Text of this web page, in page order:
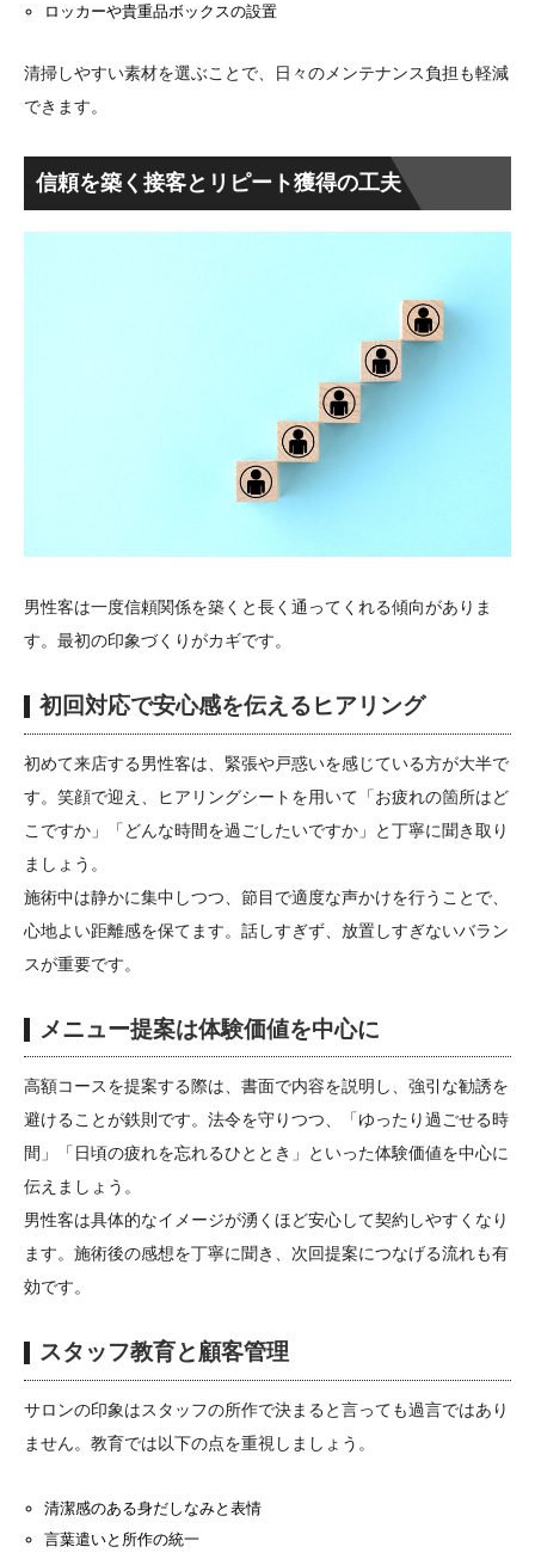
ロッカーや貴重品ボックスの設置
清掃しやすい素材を選ぶことで、日々のメンテナンス負担も軽減
できます。
信頼を築く接客とリピート獲得の工夫
男性客は一度信頼関係を築くと長く通ってくれる傾向がありま
す。最初の印象づくりがカギです。
初回対応で安心感を伝えるヒアリング
初めて来店する男性客は、緊張や戸惑いを感じている方が大半で
す。笑顔で迎え、ヒアリングシートを用いて「お疲れの箇所はど
こですか」「どんな時間を過ごしたいですか」と丁寧に聞き取り
ましょう。
施術中は静かに集中しつつ、節目で適度な声かけを行うことで、
心地よい距離感を保てます。話しすぎず、放置しすぎないバラン
スが重要です。
メニュー提案は体験価値を中心に
高額コースを提案する際は、書面で内容を説明し、強引な勧誘を
避けることが鉄則です。法令を守りつつ、「ゆったり過ごせる時
間」「日頃の疲れを忘れるひととき」といった体験価値を中心に
伝えましょう。
男性客は具体的なイメージが湧くほど安心して契約しやすくなり
ます。施術後の感想を丁寧に聞き、次回提案につなげる流れも有
効です。
スタッフ教育と顧客管理
サロンの印象はスタッフの所作で決まると言っても過言ではあり
ません。教育では以下の点を重視しましょう。
清潔感のある身だしなみと表情
言葉遣いと所作の統一